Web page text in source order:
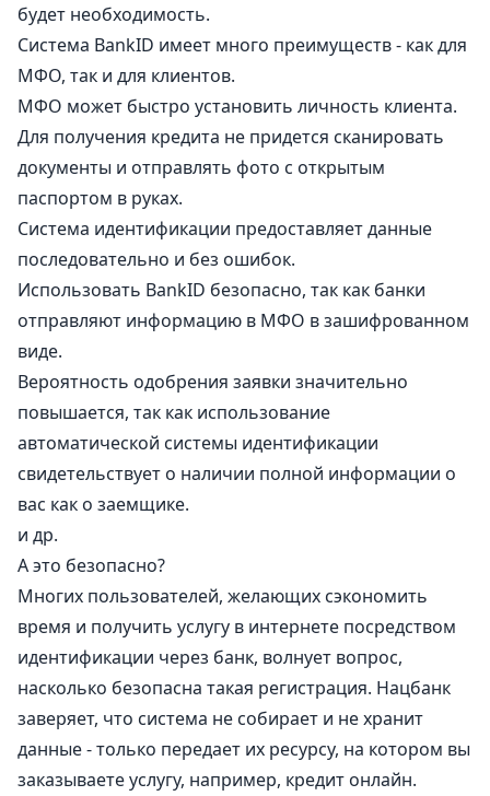
будет необходимость.
Система BankID имеет много преимуществ - как для
МФО, так и для клиентов.
МФО может быстро установить личность клиента.
Для получения кредита не придется сканировать
документы и отправлять фото с открытым
паспортом в руках.
Система идентификации предоставляет данные
последовательно и без ошибок.
Использовать BankID безопасно, так как банки
отправляют информацию в МФО в зашифрованном
виде.
Вероятность одобрения заявки значительно
повышается, так как использование
автоматической системы идентификации
свидетельствует о наличии полной информации о
вас как о заемщике.
и др.
А это безопасно?
Многих пользователей, желающих сэкономить
время и получить услугу в интернете посредством
идентификации через банк, волнует вопрос,
насколько безопасна такая регистрация. Нацбанк
заверяет, что система не собирает и не хранит
данные - только передает их ресурсу, на котором вы
заказываете услугу, например, кредит онлайн.